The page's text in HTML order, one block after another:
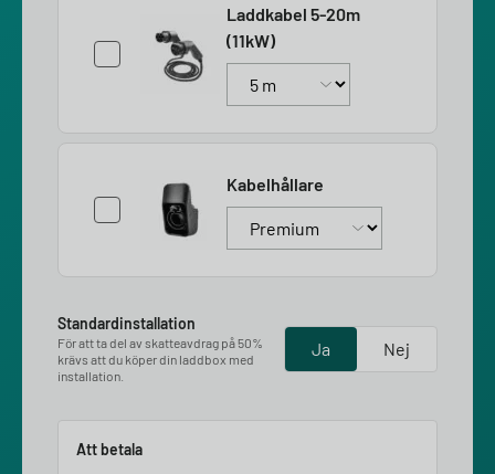
Laddkabel 5-20m
(11kW)
Kabelhållare
Standardinstallation
För att ta del av skatteavdrag på 50%
krävs att du köper din laddbox med
installation.
Ja Nej
Att betala